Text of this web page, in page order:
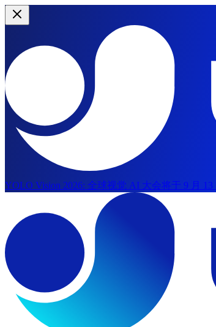
YOLO Vision 2026: 全球视觉 AI 大会将于 9 月